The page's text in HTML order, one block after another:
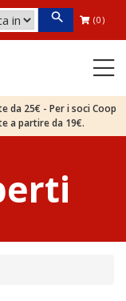
(0)
da 25€ - Per i soci Coop
a partire da 19€.